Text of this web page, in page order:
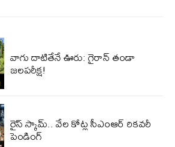
వాగు దాటితేనే ఊరు: గైరాన్ తండా
జలపరీక్ష!
రైస్ స్కామ్.. వేల కోట్ల‌ సీఎంఆర్ రికవరీ
పెండింగ్